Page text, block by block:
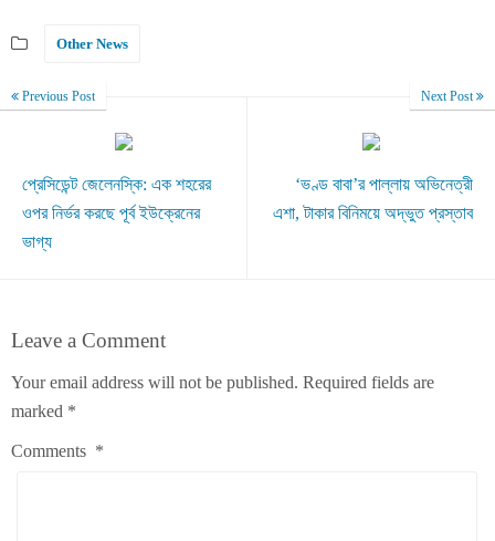
Other News
Previous Post
প্রেসিডেন্ট জেলেনস্কি: এক শহরের
ওপর নির্ভর করছে পূর্ব ইউক্রেনের
ভাগ্য
Next Post
‘ভণ্ড বাবা’র পাল্লায় অভিনেত্রী
এশা, টাকার বিনিময়ে অদ্ভুত প্রস্তাব
Leave a Comment
Your email address will not be published. Required fields are
marked *
Comments *